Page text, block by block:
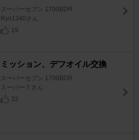
スーパーセブン 1700BDR
Ryo1340さん
19
ミッション、デフオイル交換
スーパーセブン 1700BDR
スーパー７さん
32